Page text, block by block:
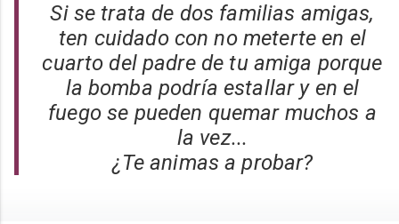
Si se trata de dos familias amigas,
ten cuidado con no meterte en el
cuarto del padre de tu amiga porque
la bomba podría estallar y en el
fuego se pueden quemar muchos a
la vez...
¿Te animas a probar?